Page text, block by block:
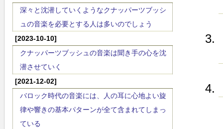
深々と沈潜していくようなクナッパーツブッシ
ュの音楽を必要とする人は多いのでしょう
[2023-10-10]
クナッパーツブッシュの音楽は聞き手の心を沈
潜させていく
[2021-12-02]
バロック時代の音楽には、人の耳に心地よい旋
律や響きの基本パターンが全て含まれてしまっ
ている